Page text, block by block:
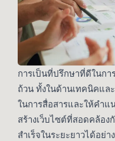
การเป็นที่ปรึกษาที่ดีในก
ถ้วน ทั้งในด้านเทคนิคแล
ในการสื่อสารและให้คำแ
สร้างเว็บไซต์ที่สอดคล้อง
สำเร็จในระยะยาวได้อย่า